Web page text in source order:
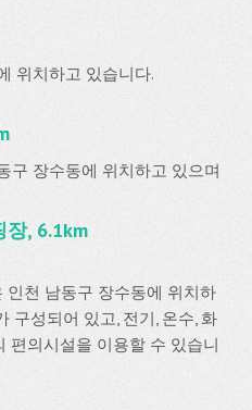
위치하고 있습니다.
구 장수동에 위치하고 있으며
, 6.1km
천 남동구 장수동에 위치하
구성되어 있고, 전기, 온수, 화
편의시설을 이용할 수 있습니